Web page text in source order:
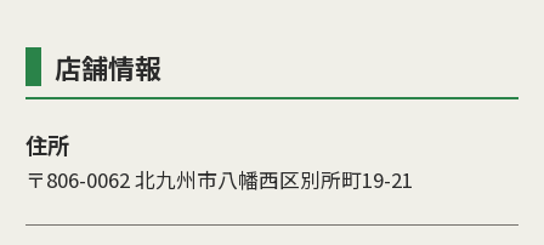
店舗情報
住所
〒806-0062 北九州市八幡西区別所町19-21